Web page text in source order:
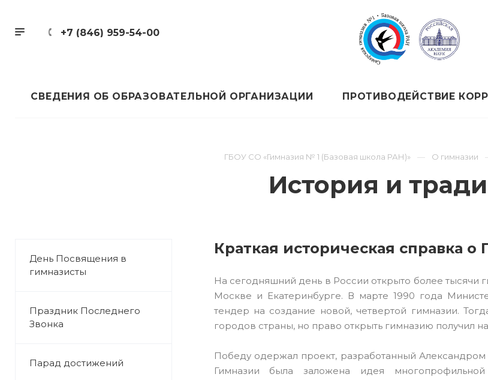
+7 (846) 959-54-00
СВЕДЕНИЯ ОБ ОБРАЗОВАТЕЛЬНОЙ ОРГАНИЗАЦИИ ПРОТИВОДЕЙСТВИЕ
ГБОУ СО «Гимназия № 1 (Базовая школа РАН)» О гимназии
История и
День Посвящения в
гимназисты
Праздник Последнего
Звонка
Парад достижений
Краткая историческая справка
На сегодняшний день в России открыто более тысячи
Москве и Екатеринбурге. В марте 1990 года
тендер на создание новой, четвертой гимназии.
городов страны, но право открыть гимназию получил
Победу одержал проект, разработанный
Гимназии была заложена идея